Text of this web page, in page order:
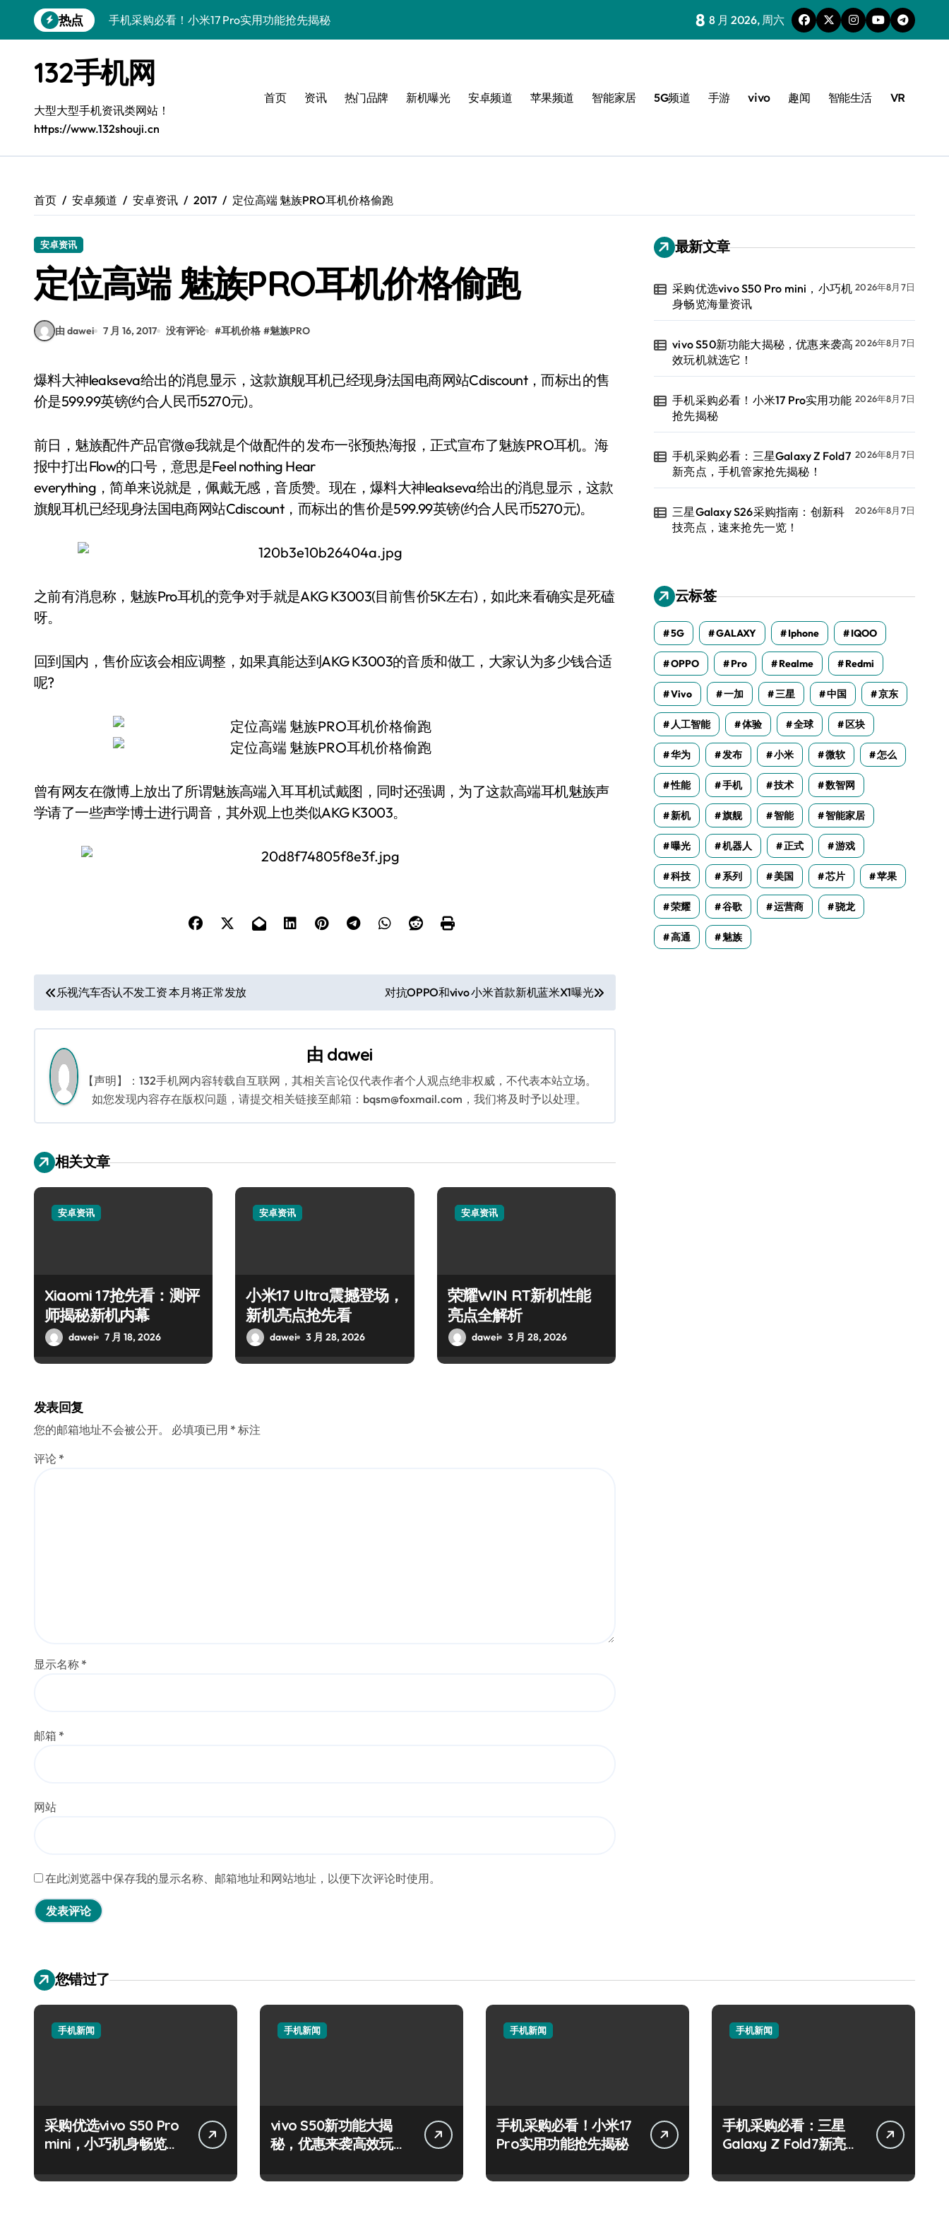
到
热点
手机采购必看！小米17 Pro实用功能抢先揭秘
三星Galaxy S26采购指南：创新科技亮点，速来抢先一览！
Galaxy S25 Ultra颜值爆表，定制主题潮翻天！
Galaxy S24+惊艳上市，手机美化新技能掌握！
Galaxy S26+颜值爆升秘诀大公开
三星Galaxy S26发布：个性美化技巧全解析
8 8 月 2026, 周六
132手机网
大型大型手机资讯类网站！
https://www.132shouji.cn
首页 资讯 热门品牌 新机曝光 安卓频道 苹果频道 智能家居 5G频道 手游 vivo 趣闻 智能生活 VR
首页 安卓频道 安卓资讯 2017 定位高端 魅族PRO耳机价格偷跑
安卓资讯
定位高端 魅族PRO耳机价格偷跑
由 dawei 7 月 16, 2017 没有评论 #耳机价格 #魅族PRO
爆料大神leakseva给出的消息显示，这款旗舰耳机已经现身法国电商网站Cdiscount，而标出的售
价是599.99英镑(约合人民币5270元)。
前日，魅族配件产品官微@我就是个做配件的 发布一张预热海报，正式宣布了魅族PRO耳机。海
报中打出Flow的口号，意思是Feel nothing Hear
everything，简单来说就是，佩戴无感，音质赞。现在，爆料大神leakseva给出的消息显示，这款
旗舰耳机已经现身法国电商网站Cdiscount，而标出的售价是599.99英镑(约合人民币5270元)。
之前有消息称，魅族Pro耳机的竞争对手就是AKG K3003(目前售价5K左右)，如此来看确实是死磕
呀。
回到国内，售价应该会相应调整，如果真能达到AKG K3003的音质和做工，大家认为多少钱合适
呢?
曾有网友在微博上放出了所谓魅族高端入耳耳机试戴图，同时还强调，为了这款高端耳机魅族声
学请了一些声学博士进行调音，其外观上也类似AKG K3003。
文
章
导
航
乐视汽车否认不发工资 本月将正常发放 对抗OPPO和vivo 小米首款新机蓝米X1曝光
由 dawei
【声明】：132手机网内容转载自互联网，其相关言论仅代表作者个人观点绝非权威，不代表本站立场。
如您发现内容存在版权问题，请提交相关链接至邮箱：bqsm@foxmail.com，我们将及时予以处理。
相关文章
安卓资讯
Xiaomi 17抢先看：测评
师揭秘新机内幕
dawei 7 月 18, 2026
安卓资讯
小米17 Ultra震撼登场，
新机亮点抢先看
dawei 3 月 28, 2026
安卓资讯
荣耀WIN RT新机性能
亮点全解析
dawei 3 月 28, 2026
发表回复
您的邮箱地址不会被公开。 必填项已用 * 标注
评论 *
显示名称 *
邮箱 *
网站
在此浏览器中保存我的显示名称、邮箱地址和网站地址，以便下次评论时使用。
最新文章
采购优选vivo S50 Pro mini，小巧机
身畅览海量资讯
2026年8月7日
vivo S50新功能大揭秘，优惠来袭高
效玩机就选它！
2026年8月7日
手机采购必看！小米17 Pro实用功能
抢先揭秘
2026年8月7日
手机采购必看：三星Galaxy Z Fold7
新亮点，手机管家抢先揭秘！
2026年8月7日
三星Galaxy S26采购指南：创新科
技亮点，速来抢先一览！
2026年8月7日
云标签
5G GALAXY Iphone IQOO
OPPO Pro Realme Redmi
Vivo 一加 三星 中国 京东
人工智能 体验 全球 区块
华为 发布 小米 微软 怎么
性能 手机 技术 数智网
新机 旗舰 智能 智能家居
曝光 机器人 正式 游戏
科技 系列 美国 芯片 苹果
荣耀 谷歌 运营商 骁龙
高通 魅族
您错过了
手机新闻
采购优选vivo S50 Pro
mini，小巧机身畅览海
手机新闻
vivo S50新功能大揭
秘，优惠来袭高效玩机
手机新闻
手机采购必看！小米17
Pro实用功能抢先揭秘
手机新闻
手机采购必看：三星
Galaxy Z Fold7新亮
秘！